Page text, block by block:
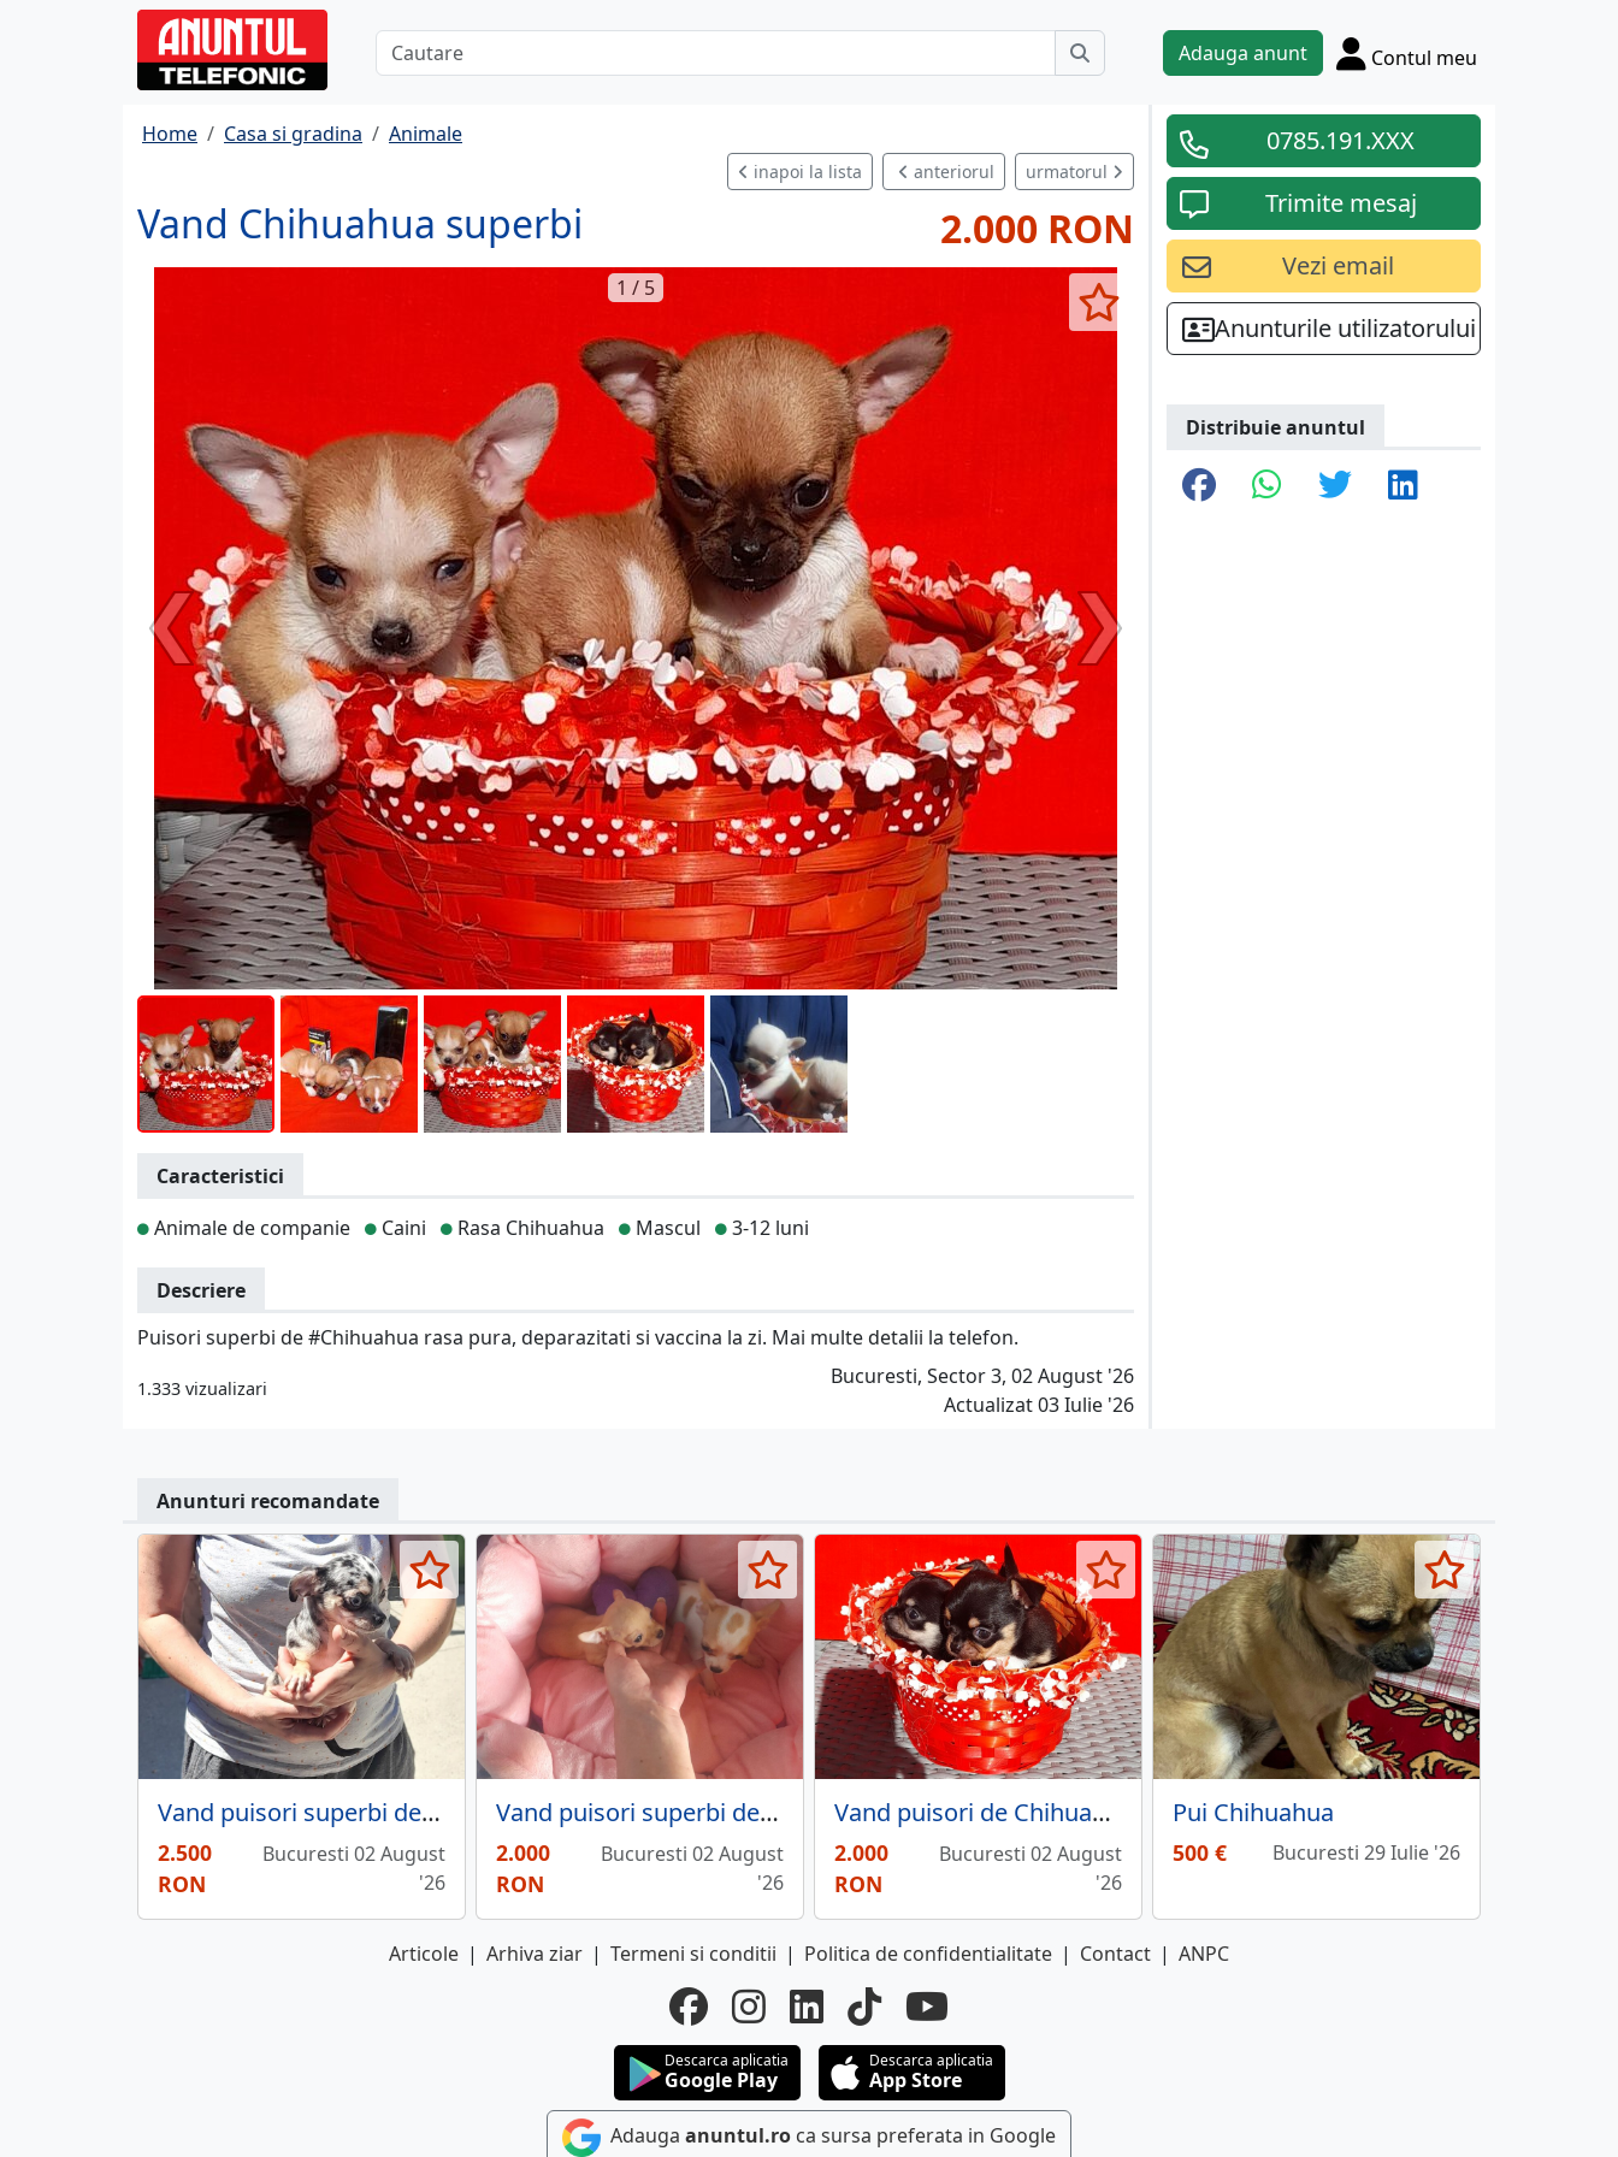
Adauga anunt Contul meu
Home Casa si gradina Animale
inapoi la lista anteriorul urmatorul
Vand Chihuahua superbi 2.000 RON
1 / 5
Caracteristici
Animale de companie
Caini Rasa Chihuahua Mascul 3-12 luni
Descriere
Puisori superbi de #Chihuahua rasa pura, deparazitati si vaccina la zi. Mai multe detalii la telefon.
1.333 vizualizari
Bucuresti, Sector 3, 02 August '26
Actualizat 03 Iulie '26
0785.191.XXX
Trimite mesaj
Vezi email
Anunturile utilizatorului
Distribuie anuntul
Anunturi recomandate
Vand puisori superbi de Chihuahua
2.500
RON
Bucuresti 02 August
'26
Vand puisori superbi de Chihuahua MiniToy
2.000
RON
Bucuresti 02 August
'26
Vand puisori de Chihuahua superbi,
2.000
RON
Bucuresti 02 August
'26
Pui Chihuahua
500 € Bucuresti 29 Iulie '26
Articole | Arhiva ziar | Termeni si conditii | Politica de confidentialitate | Contact | ANPC
Descarca aplicatia
Google Play
Descarca aplicatia
App Store
Adauga anuntul.ro ca sursa preferata in Google